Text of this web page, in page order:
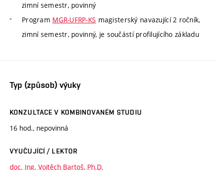
zimní semestr, povinný
Program MGR-UFRP-KS magisterský navazující 2 ročník,
zimní semestr, povinný, je součástí profilujícího základu
Typ (způsob) výuky
KONZULTACE V KOMBINOVANÉM STUDIU
16 hod., nepovinná
VYUČUJÍCÍ / LEKTOR
doc. Ing. Vojtěch Bartoš, Ph.D.